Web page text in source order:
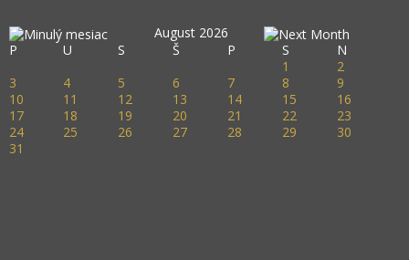
August 2026
P
U S Š P S
N
1
2
3
4 5 6 7 8
9
10
11 12 13 14 15
16
17
18 19 20 21 22
23
24
25 26 27 28 29
30
31